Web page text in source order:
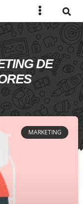
DE
MARKETING